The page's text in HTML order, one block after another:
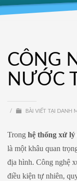
CÔNG
NƯỚC
/ BÀI VIẾT TẠI DANH
Trong hệ thống xử
là một khâu quan
địa hình. Công nghệ
điều kiện tự nhiên,